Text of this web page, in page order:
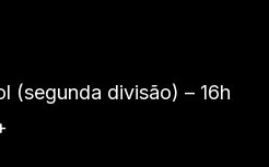
(segunda divisão) – 16h